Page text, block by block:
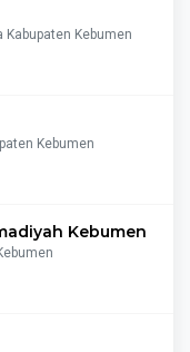
Kabupaten Kebumen
Kebumen
Kebumen